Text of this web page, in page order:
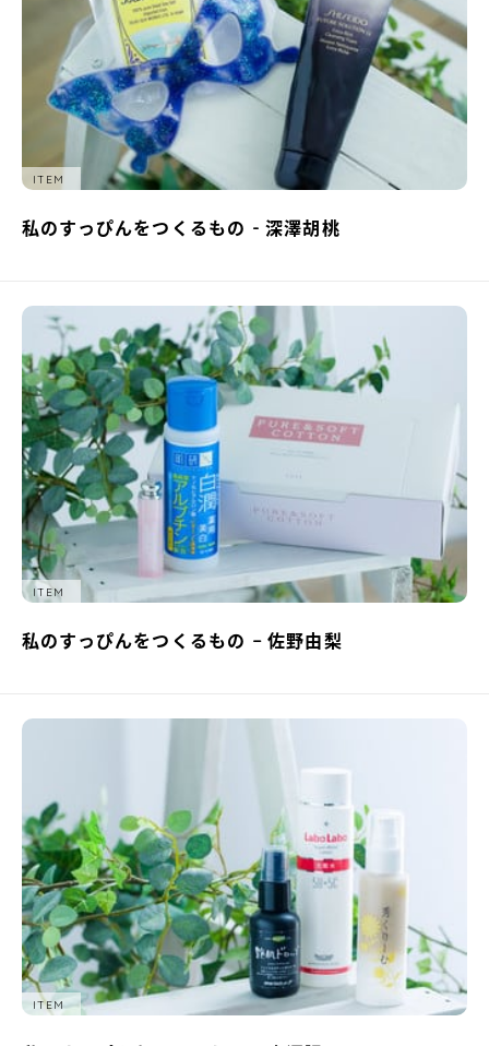
ITEM
私のすっぴんをつくるもの - 深澤胡桃
ITEM
私のすっぴんをつくるもの − 佐野由梨
ITEM